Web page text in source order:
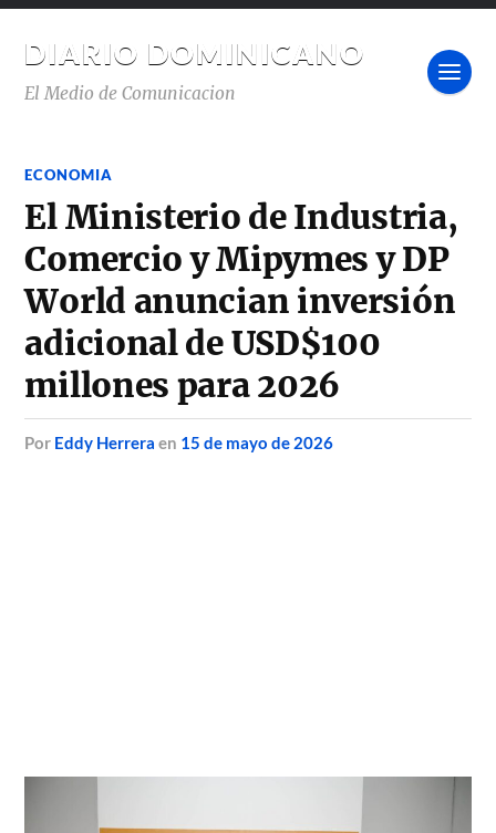
DIARIO DOMINICANO
El Medio de Comunicacion
ECONOMIA
El Ministerio de Industria,
Comercio y Mipymes y DP
World anuncian inversión
adicional de USD$100
millones para 2026
por Eddy Herrera en 15 de mayo de 2026